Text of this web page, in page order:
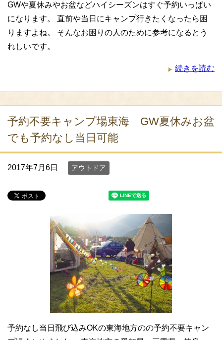
GWや夏休みやお盆などハイシーズンはすぐ予約いっぱい
になります。 直前や当日にキャンプ行きたくなったら困
りますよね。 そんなお困りの人のために参考になるとう
れしいです。
続きを読む
予約不要キャンプ場東海 GW夏休みお盆
でも予約なし当日可能
2017年7月6日 アウトドア
予約なし当日飛び込みOKの東海地方のの予約不要キャン